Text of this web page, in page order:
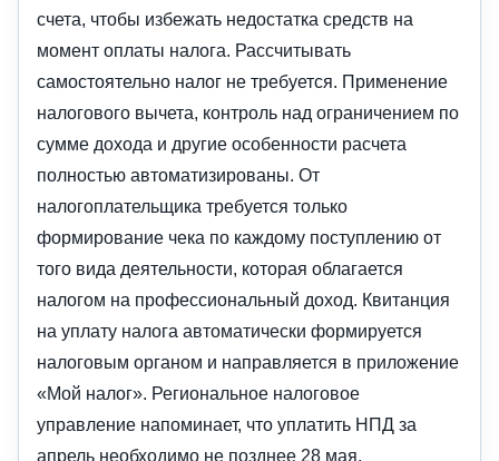
счета, чтобы избежать недостатка средств на
момент оплаты налога. Рассчитывать
самостоятельно налог не требуется. Применение
налогового вычета, контроль над ограничением по
сумме дохода и другие особенности расчета
полностью автоматизированы. От
налогоплательщика требуется только
формирование чека по каждому поступлению от
того вида деятельности, которая облагается
налогом на профессиональный доход. Квитанция
на уплату налога автоматически формируется
налоговым органом и направляется в приложение
«Мой налог». Региональное налоговое
управление напоминает, что уплатить НПД за
апрель необходимо не позднее 28 мая.